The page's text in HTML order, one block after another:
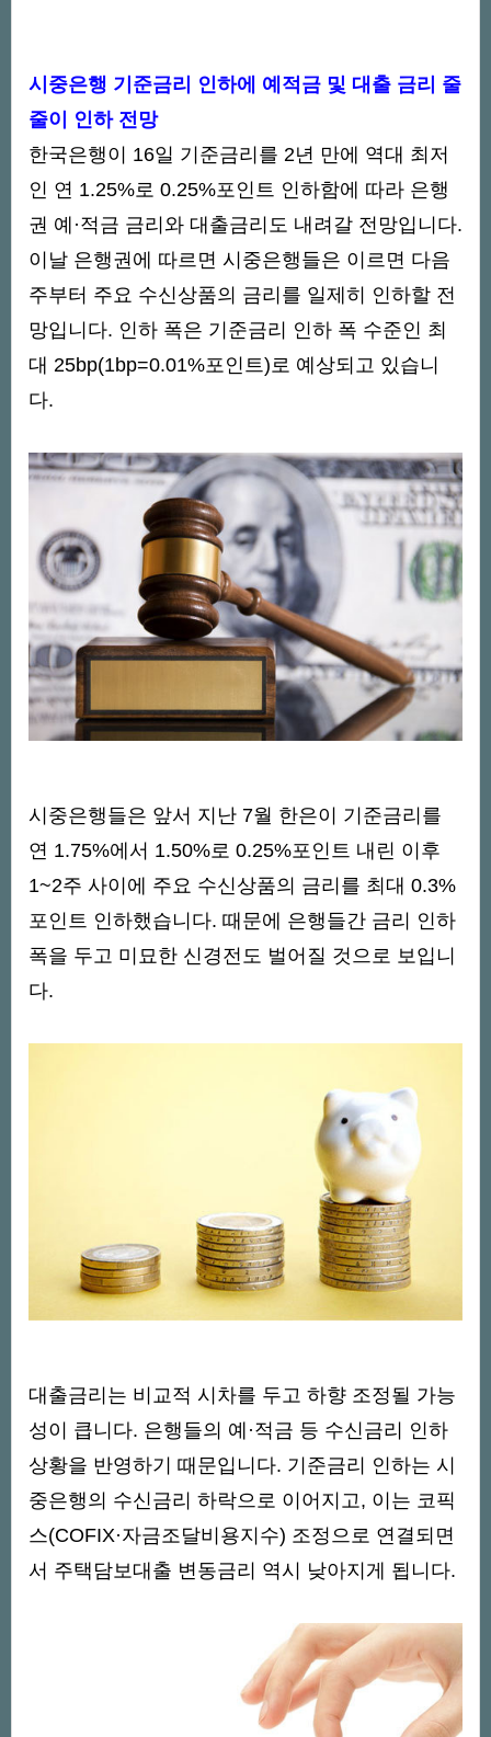
시중은행 기준금리 인하에 예적금 및 대출 금리 줄
줄이 인하 전망
한국은행이 16일 기준금리를 2년 만에 역대 최저
인 연 1.25%로 0.25%포인트 인하함에 따라 은행
권 예·적금 금리와 대출금리도 내려갈 전망입니다.
이날 은행권에 따르면 시중은행들은 이르면 다음
주부터 주요 수신상품의 금리를 일제히 인하할 전
망입니다. 인하 폭은 기준금리 인하 폭 수준인 최
대 25bp(1bp=0.01%포인트)로 예상되고 있습니
다.
시중은행들은 앞서 지난 7월 한은이 기준금리를
연 1.75%에서 1.50%로 0.25%포인트 내린 이후
1~2주 사이에 주요 수신상품의 금리를 최대 0.3%
포인트 인하했습니다. 때문에 은행들간 금리 인하
폭을 두고 미묘한 신경전도 벌어질 것으로 보입니
다.
대출금리는 비교적 시차를 두고 하향 조정될 가능
성이 큽니다. 은행들의 예·적금 등 수신금리 인하
상황을 반영하기 때문입니다. 기준금리 인하는 시
중은행의 수신금리 하락으로 이어지고, 이는 코픽
스(COFIX·자금조달비용지수) 조정으로 연결되면
서 주택담보대출 변동금리 역시 낮아지게 됩니다.